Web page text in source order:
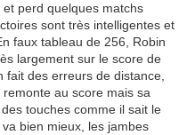
perd quelques matchs
sont très intelligentes et
faux tableau de 256, Robin
largement sur le score de
des erreurs de distance,
au score mais sa
touches comme il sait le
bien mieux, les jambes